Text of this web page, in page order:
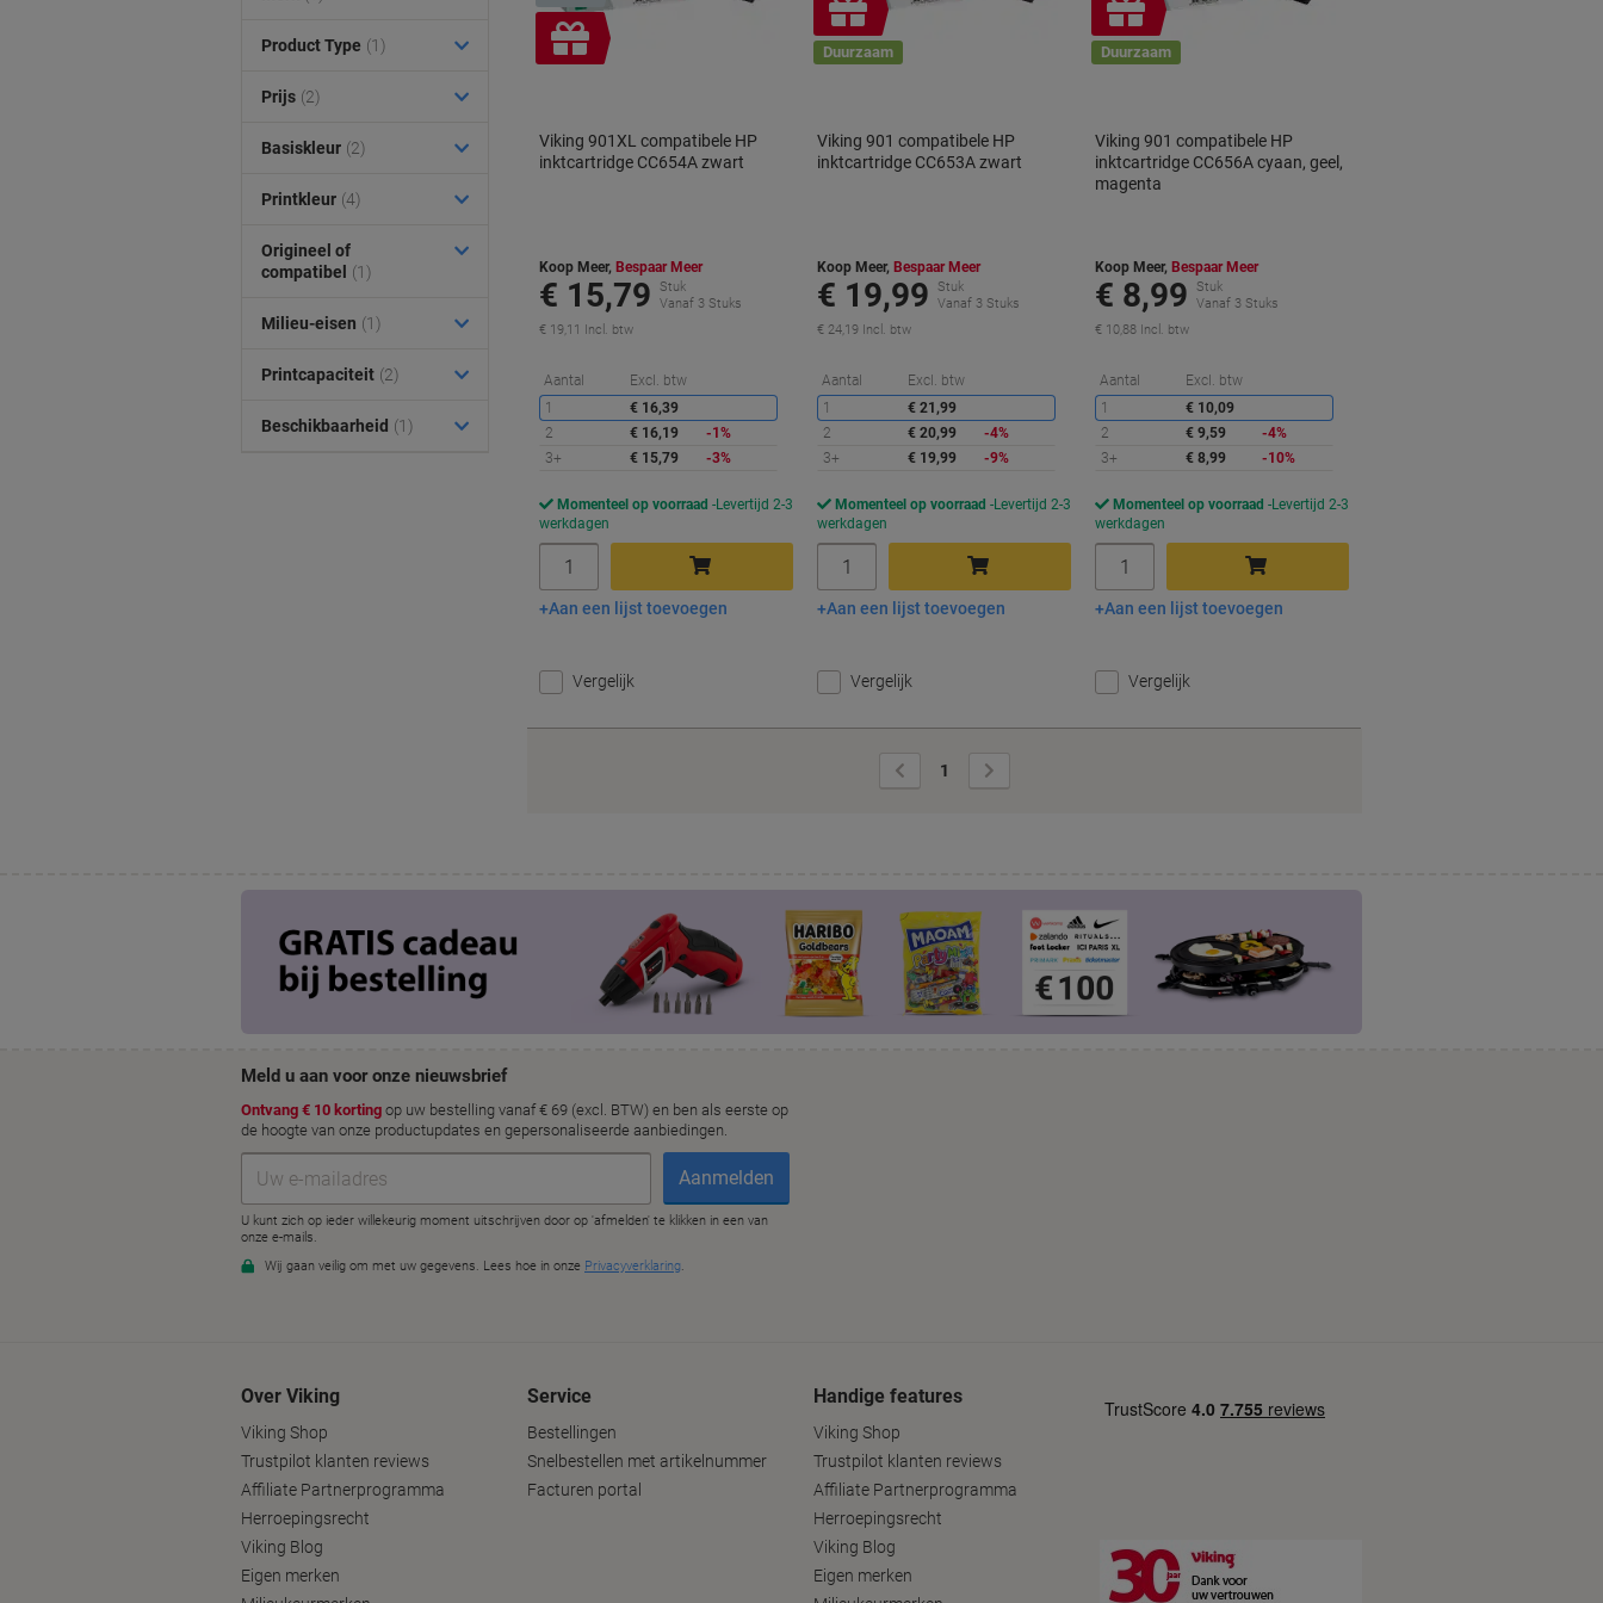
Geschenk
Viking 901XL compatibele HP
inktcartridge CC654A zwart
Koop Meer, Bespaar Meer
€ 15,79
Stuk
Vanaf 3 Stuks
€ 19,11 Incl. btw
Aantal Excl. btw
Korting
1
€ 16,39
2
€ 16,19
-1%
3+
€ 15,79 -3%
Momenteel op voorraad
Levertijd 2-3
werkdagen
In winkelwagen
Aan een lijst toevoegen
Vergelijk
Duurzaam
Viking 901 compatibele HP
inktcartridge CC653A zwart
Koop Meer, Bespaar Meer
€ 19,99
Stuk
Vanaf 3 Stuks
€ 24,19 Incl. btw
Aantal Excl. btw
Korting
1
€ 21,99
2
€ 20,99
-4%
3+
€ 19,99 -9%
Momenteel op voorraad
Levertijd 2-3
werkdagen
In winkelwagen
Aan een lijst toevoegen
Vergelijk
Duurzaam
Viking 901 compatibele HP
inktcartridge CC656A cyaan, geel,
magenta
Koop Meer, Bespaar Meer
€ 8,99
Stuk
Vanaf 3 Stuks
€ 10,88 Incl. btw
Aantal Excl. btw
1
€ 10,09
2
€ 9,59
-4%
3+
€ 8,99 -10%
Momenteel op voorraad
Levertijd 2-3
werkdagen
In winkelwagen
Aan een lijst toevoegen
Vergelijk
Vorige
pagina
1
pagina
Product Type (1)
Prijs (2)
Basiskleur (2)
Printkleur (4)
Origineel of
compatibel
(1)
Milieu-eisen (1)
Printcapaciteit (2)
Beschikbaarheid (1)
Over Viking
Viking Shop
Trustpilot klanten reviews
Affiliate Partnerprogramma
Herroepingsrecht
Viking Blog
Eigen merken
Service
Bestellingen
Snelbestellen met artikelnummer
Facturen portal
Handige features
Viking Shop
Trustpilot klanten reviews
Affiliate Partnerprogramma
Herroepingsrecht
Viking Blog
Eigen merken